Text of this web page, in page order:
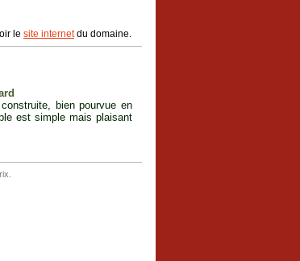
le site internetdu domaine.
bien pourvue en
est simple mais plaisant